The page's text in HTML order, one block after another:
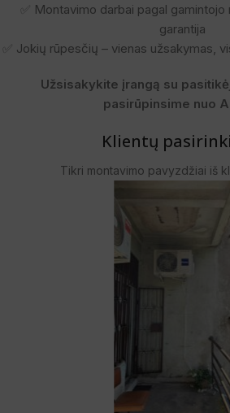
✅ Montavimo darbai pagal
garantija
✅ Jokių rūpesčių – vienas užsakymas,
Užsisakykite įrangą su
pasirūpinsime nuo
Klientų
Tikri montavimo pavyzdžiai iš